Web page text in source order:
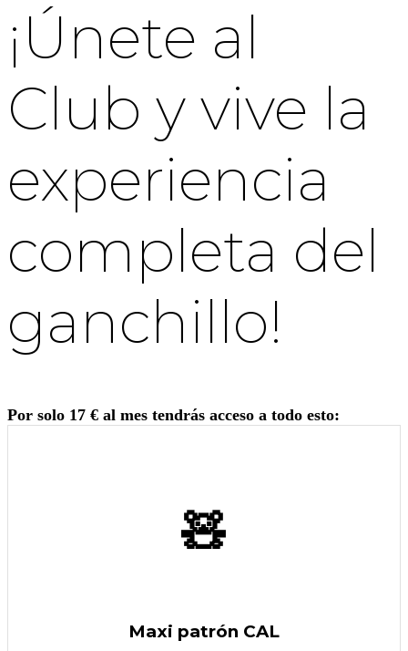
¡Únete al
Club y vive la
experiencia
completa del
ganchillo!
Por solo 17 € al mes tendrás acceso a todo esto:
🧸
Maxi patrón CAL